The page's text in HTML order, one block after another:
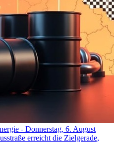
- Donnerstag, 6. August
erreicht die Zielgerade,